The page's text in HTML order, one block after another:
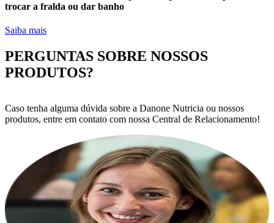
trocar a fralda ou dar banho
Saiba mais
PERGUNTAS SOBRE NOSSOS
PRODUTOS?
Caso tenha alguma dúvida sobre a Danone Nutricia ou nossos
produtos, entre em contato com nossa Central de Relacionamento!